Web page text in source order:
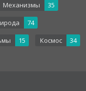
Механизмы
35
74
15 Космос
34